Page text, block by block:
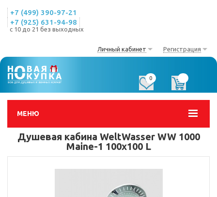
+7 (499) 390-97-21
+7 (925) 631-94-98
с 10 до 21 без выходных
Личный кабинет Регистрация
МЕНЮ
0
Душевая кабина WeltWasser WW 1000
Maine-1 100x100 L